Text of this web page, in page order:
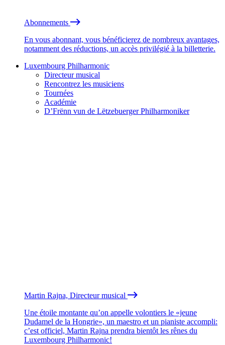
Abonnements
En vous abonnant, vous bénéficierez de nombreux avantages,
notamment des réductions, un accès privilégié à la billetterie.
Luxembourg Philharmonic
Directeur musical
Rencontrez les musiciens
Tournées
Académie
D’Frënn vun de Lëtzebuerger Philharmoniker
Martin Rajna, Directeur musical
Une étoile montante qu’on appelle volontiers le «jeune
Dudamel de la Hongrie», un maestro et un pianiste accompli:
c’est officiel, Martin Rajna prendra bientôt les rênes du
Luxembourg Philharmonic!